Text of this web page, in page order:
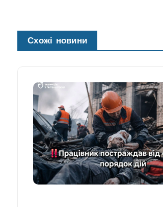
Схожі новини